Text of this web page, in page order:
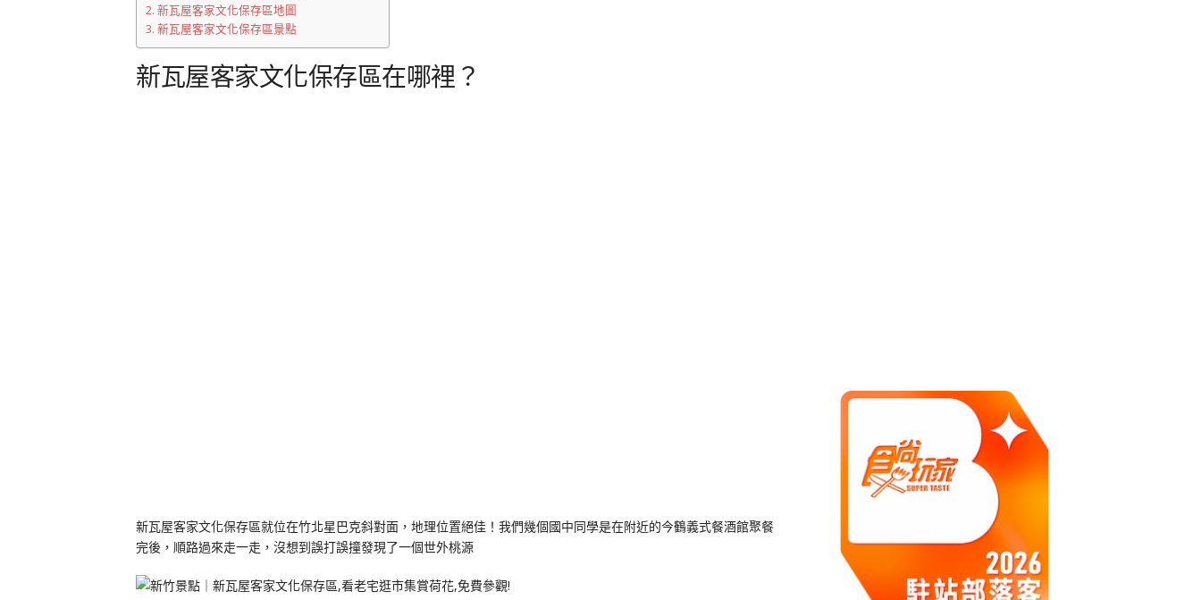
新瓦屋客家文化保存區地圖
新瓦屋客家文化保存區景點
新瓦屋客家文化保存區在哪裡？
新瓦屋客家文化保存區就位在竹北星巴克斜對面，地理位置絕佳！我們幾個國中同學是在附近的今鶴義式餐酒館聚餐
完後，順路過來走一走，沒想到誤打誤撞發現了一個世外桃源